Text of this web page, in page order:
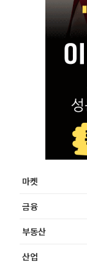
마켓
금융
부동산
산업